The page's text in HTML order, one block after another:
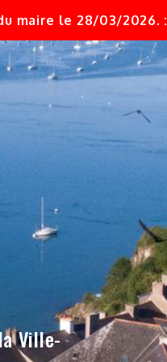
maire le 28/03/2026. :
Ville-